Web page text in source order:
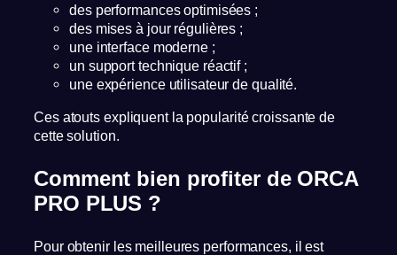
des performances optimisées ;
des mises à jour régulières ;
une interface moderne ;
un support technique réactif ;
une expérience utilisateur de qualité.
Ces atouts expliquent la popularité croissante de
cette solution.
Comment bien profiter de ORCA
PRO PLUS ?
Pour obtenir les meilleures performances, il est